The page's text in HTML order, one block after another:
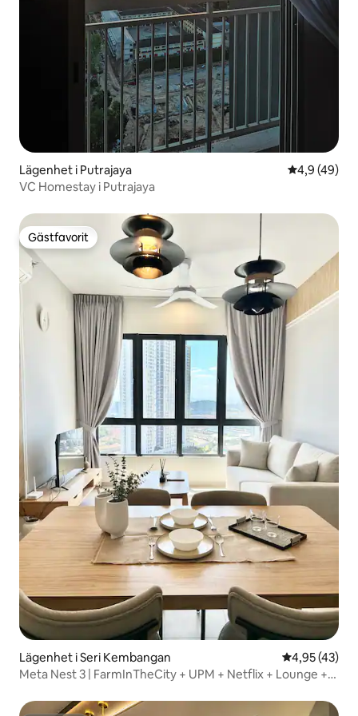
Lägenhet i Putrajaya 4,9 av 5 i
4,9 (49)
VC Homestay i Putrajaya
Gästfavorit
Gästfavorit
Lägenhet i Seri Kembangan 4,95 av 5 i
4,95 (43)
Meta Nest 3 | FarmInTheCity + UPM + Netflix + Lounge +